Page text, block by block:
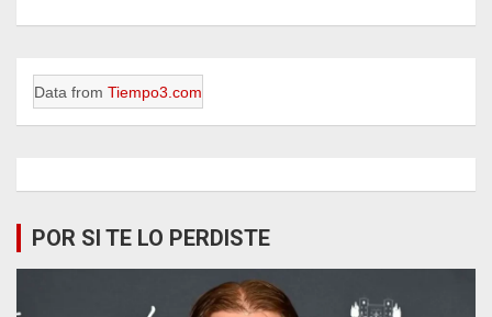
Data from Tiempo3.com
POR SI TE LO PERDISTE